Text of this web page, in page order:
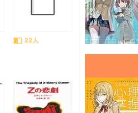
import_contacts 22人